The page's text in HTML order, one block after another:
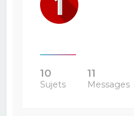
10
Sujets
11
Messages